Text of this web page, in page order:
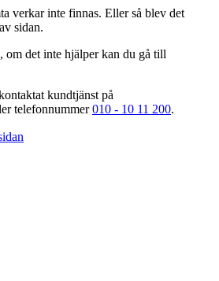
verkar inte finnas. Eller så blev det
sidan.
om det inte hjälper kan du gå till
kundtjänst på
telefonnummer010 - 10 11 200.